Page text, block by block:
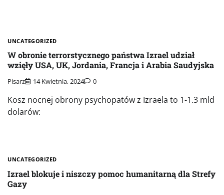
UNCATEGORIZED
W obronie terrorstycznego państwa Izrael udział
wzięły USA, UK, Jordania, Francja i Arabia Saudyjska
Pisarz 14 Kwietnia, 2024 0
Kosz nocnej obrony psychopatów z Izraela to 1-1.3 mld
dolarów:
UNCATEGORIZED
Izrael blokuje i niszczy pomoc humanitarną dla Strefy
Gazy